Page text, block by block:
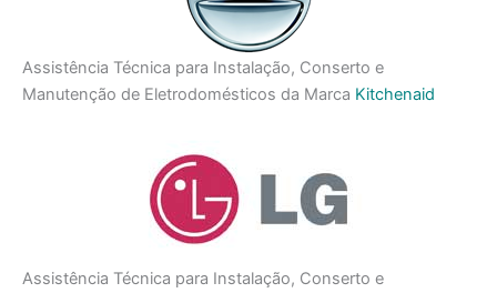
Assistência Técnica para Instalação, Conserto e
Manutenção de Eletrodomésticos da Marca Kitchenaid
Assistência Técnica para Instalação, Conserto e